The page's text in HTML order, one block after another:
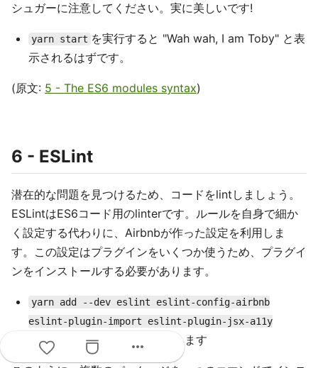
シュガーに注意してください。実に美しいです!
yarn start を実行すると "Wah wah, I am Toby" と表
示されるはずです。
(原文: 5 - The ES6 modules syntax)
6 - ESLint
潜在的な問題を見つけるため、コードをlintしましょう。
ESLintはES6コード用のlinterです。ルールを自身で細か
く設定する代わりに、Airbnbが作った設定を利用しま
す。この設定はプラグインをいくつか使うため、プラグイ
ンをインストールする必要があります。
yarn add --dev eslint eslint-config-airbnb
eslint-plugin-import eslint-plugin-jsx-a11y
eslint-plugin-react
を実行します
more_horiz